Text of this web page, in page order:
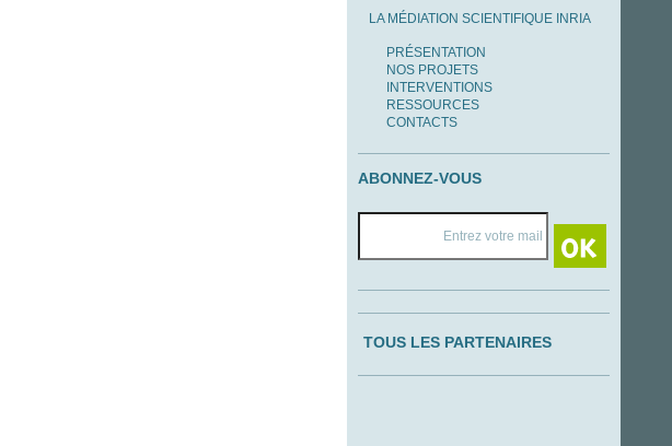
LA MÉDIATION SCIENTIFIQUE INRIA
PRÉSENTATION
NOS PROJETS
INTERVENTIONS
RESSOURCES
CONTACTS
ABONNEZ-VOUS
TOUS LES PARTENAIRES